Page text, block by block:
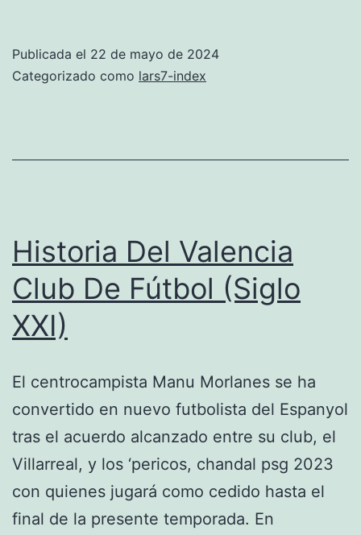
Fútbol:
Publicada el 22 de mayo de 2024
Categorizado como lars7-index
Historia Del Valencia
Club De Fútbol (Siglo
XXI)
El centrocampista Manu Morlanes se ha
convertido en nuevo futbolista del Espanyol
tras el acuerdo alcanzado entre su club, el
Villarreal, y los ‘pericos, chandal psg 2023
con quienes jugará como cedido hasta el
final de la presente temporada. En